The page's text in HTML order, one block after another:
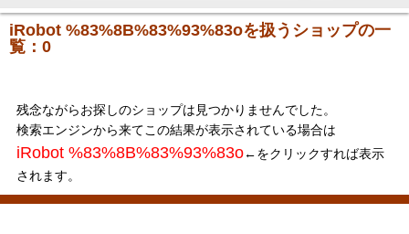
iRobot %83%8B%83%93%83oを扱うショップの一
覧：0
残念ながらお探しのショップは見つかりませんでした。
検索エンジンから来てこの結果が表示されている場合は
iRobot %83%8B%83%93%83o←をクリックすれば表示
されます。